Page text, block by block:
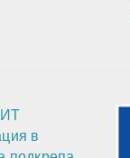
ИТ
в